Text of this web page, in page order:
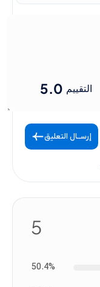
التقييم 5.0
إرســال التعليق
5
50.4%